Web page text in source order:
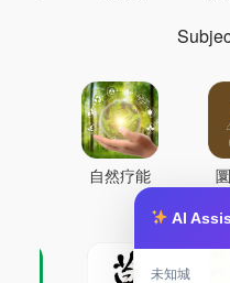
AI
未知城
自然疗能